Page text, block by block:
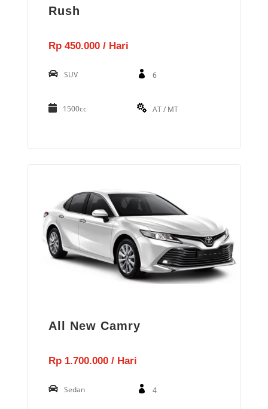
Rush
Rp 450.000 / Hari
SUV 6
1500cc AT / MT
All New Camry
Rp 1.700.000 / Hari
Sedan 4